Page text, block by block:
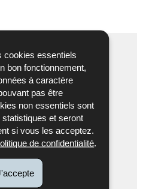
cookies essentiels
bon fonctionnement,
à caractère
pas être
non essentiels sont
et seront
si vous les acceptez.
de confidentialité
plus
financières
européenne suite à
de la Russie contre
Ko)